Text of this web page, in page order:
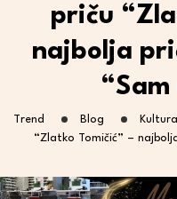
priču
najbolja
Trend Blog Kultura
“Zlatko Tomičić” –